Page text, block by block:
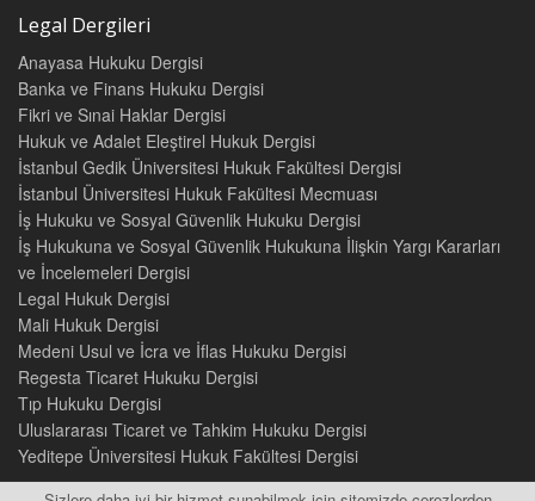
Brown v. Board of Education, 347 U.S. 483 (1954) . 18
Alexander v. Holmes County Board of Education,
396 U.S. 19 (1969) 21
Keyes v. School District No. 1,
413 U.S. 189 (1973) 23
Pasadena City Board of Education v. Spangler, 427
U.S. 424 (1976) 31
Compulsory Reading: The Constitution of the United States 37
Separation of Powers: A System of Checks and Balances 53
Bonham v. College of Physicians (1610) 53
Marbury v. Madison, 5 U.S. 137 (1803) 55
Cooper v. Aaron, 358 U.S. 1 (1958) 67
Martin v. Hunter's Lessee 14 U.S. 304 (1816). 72
Ex Parte Mc Cardle 74 U.S. 506, (1869) 80
Title 28, Part IV, Chapter 81 Supreme Court U.S.C.A. Section
1254 Courts of Appeals; Certiorari; Certified Questions; Section
1257 State Courts; Certiorari 82
Legal Dergileri
Anayasa Hukuku Dergisi
Banka ve Finans Hukuku Dergisi
Fikri ve Sınai Haklar Dergisi
Hukuk ve Adalet Eleştirel Hukuk Dergisi
İstanbul Gedik Üniversitesi Hukuk Fakültesi Dergisi
İstanbul Üniversitesi Hukuk Fakültesi Mecmuası
İş Hukuku ve Sosyal Güvenlik Hukuku Dergisi
İş Hukukuna ve Sosyal Güvenlik Hukukuna İlişkin Yargı Kararları
ve İncelemeleri Dergisi
Legal Hukuk Dergisi
Mali Hukuk Dergisi
Medeni Usul ve İcra ve İflas Hukuku Dergisi
Regesta Ticaret Hukuku Dergisi
Tıp Hukuku Dergisi
Uluslararası Ticaret ve Tahkim Hukuku Dergisi
Yeditepe Üniversitesi Hukuk Fakültesi Dergisi